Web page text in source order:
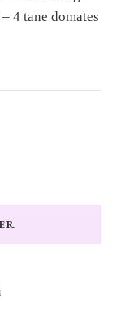
4 tane domates